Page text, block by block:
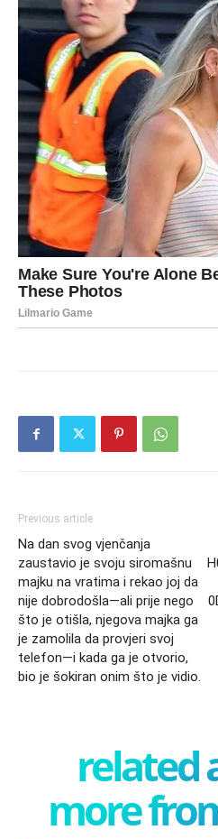
Previous article
Na dan svog vjenčanja
zaustavio je svoju siromašnu
majku na vratima i rekao joj da
nije dobrodošla—ali prije nego
što je otišla, njegova majka ga
je zamolila da provjeri svoj
telefon—i kada ga je otvorio,
bio je šokiran onim što je vidio.
related
more